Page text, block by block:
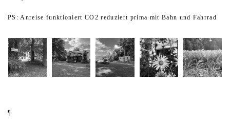
PS: Anreise funktioniert CO2 reduziert prima mit Bahn und Fahrrad
¶